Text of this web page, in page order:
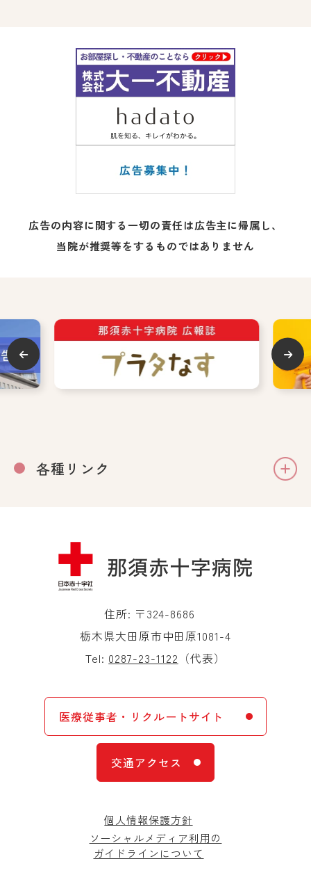
広告の内容に関する一切の責任は広告主に帰属し、
当院が推奨等をするものではありません
各種リンク
住所: 〒324-8686
栃木県大田原市中田原1081-4
Tel: 0287-23-1122 （代表）
医療従事者・リクルートサイト
交通アクセス
個人情報保護方針
ソーシャルメディア利用の
ガイドラインについて